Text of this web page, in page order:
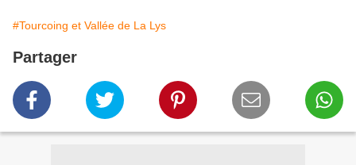
#Tourcoing et Vallée de La Lys
Partager